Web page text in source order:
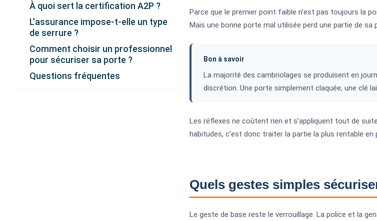
À quoi sert la certification A2P ?
L’assurance impose-t-elle un type
de serrure ?
Comment choisir un professionnel
pour sécuriser sa porte ?
Questions fréquentes
Parce que le premier point faible n’est pas toujours la
Mais une bonne porte mal utilisée perd une partie de sa
Bon à savoir
La majorité des cambriolages se produisent en
discrétion. Une porte simplement claquée, une clé
Les réflexes ne coûtent rien et s’appliquent tout de
habitudes, c’est donc traiter la partie la plus rentable
Quels gestes simples
Le geste de base reste le verrouillage. La police et la